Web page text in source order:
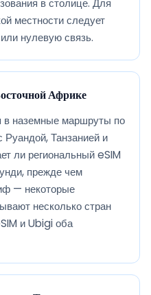
в столице. Для
местности следует
нулевую связь.
Африке
в наземные маршруты по
Танзанией и
ли региональный eSIM
прежде чем
— некоторые
несколько стран
и Ubigi оба